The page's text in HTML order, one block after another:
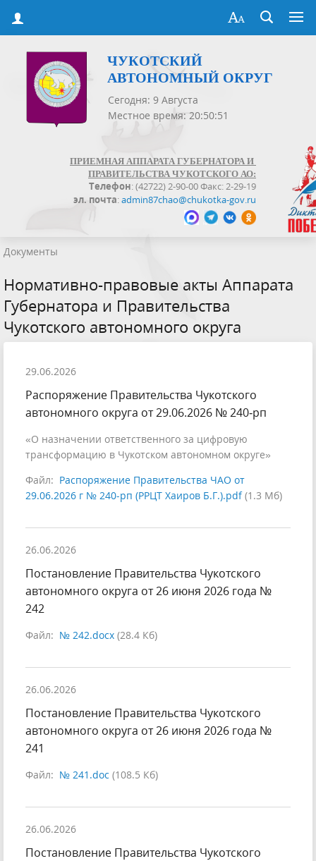
ЧУКОТСКИЙ
АВТОНОМНЫЙ ОКРУГ
Сегодня: 9 Августа
Местное время: 20:50:51
ПРИЕМНАЯ АППАРАТА ГУБЕРНАТОРА И
ПРАВИТЕЛЬСТВА ЧУКОТСКОГО АО:
Телефон: (42722) 2-90-00 Факс: 2-29-19
эл. почта:admin87chao@chukotka-gov.ru
Документы
Нормативно-правовые акты Аппарата
Губернатора и Правительства
Чукотского автономного округа
29.06.2026
Распоряжение Правительства Чукотского
автономного округа от 29.06.2026 № 240‑рп
«О назначении ответственного за цифровую
трансформацию в Чукотском автономном округе»
Файл: Распоряжение Правительства ЧАО от
29.06.2026 г № 240-рп (РРЦТ Хаиров Б.Г.).pdf(1.3 Мб)
26.06.2026
Постановление Правительства Чукотского
автономного округа от 26 июня 2026 года №
242
Файл: № 242.docx (28.4 Кб)
26.06.2026
Постановление Правительства Чукотского
автономного округа от 26 июня 2026 года №
241
Файл: № 241.doc (108.5 Кб)
26.06.2026
Постановление Правительства Чукотского